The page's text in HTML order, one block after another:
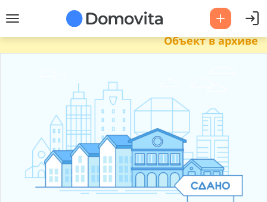
Объект в архиве